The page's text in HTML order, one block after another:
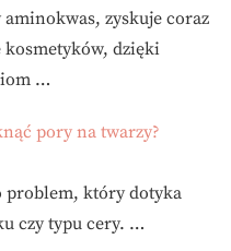
zyskuje coraz
kosmetyków, dzięki
…
pory na twarzy?
problem, który dotyka
czy typu cery. …